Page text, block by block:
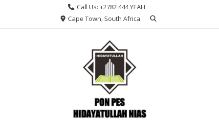
Call Us: +2782 444 YEAH
Cape Town, South Africa